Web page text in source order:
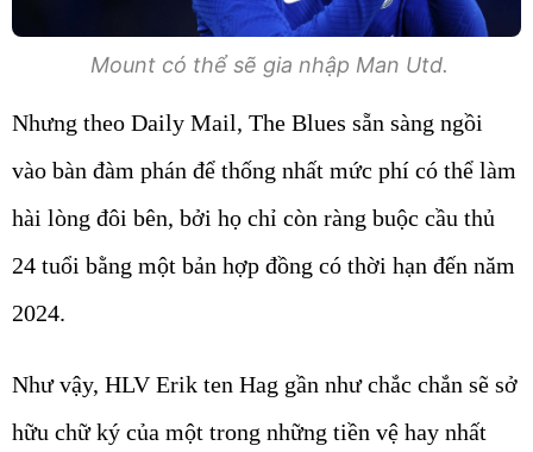
Mount có thể sẽ gia nhập Man Utd.
Nhưng theo Daily Mail, The Blues sẵn sàng ngồi
vào bàn đàm phán để thống nhất mức phí có thể làm
hài lòng đôi bên, bởi họ chỉ còn ràng buộc cầu thủ
24 tuổi bằng một bản hợp đồng có thời hạn đến năm
2024.
Như vậy, HLV Erik ten Hag gần như chắc chắn sẽ sở
hữu chữ ký của một trong những tiền vệ hay nhất